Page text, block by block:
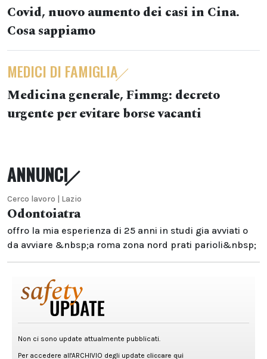
Covid, nuovo aumento dei casi in Cina.
Cosa sappiamo
MEDICI DI FAMIGLIA
Medicina generale, Fimmg: decreto
urgente per evitare borse vacanti
ANNUNCI
Cerco lavoro | Lazio
Odontoiatra
offro la mia esperienza di 25 anni in studi gia avviati o
da avviare &nbsp;a roma zona nord prati parioli&nbsp;